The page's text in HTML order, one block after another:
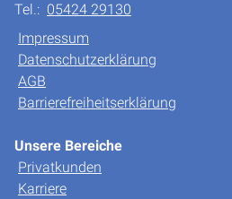
Tel.: 05424 29130
Impressum
Datenschutzerklärung
AGB
Barrierefreiheitserklärung
Unsere Bereiche
Privatkunden
Karriere